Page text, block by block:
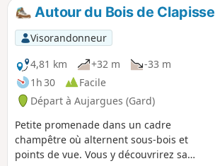
Autour du Bois de Clapisse
Visorandonneur
4,81 km
+32 m
-33 m
1h 30
Facile
Départ à Aujargues (Gard)
Petite promenade dans un cadre
champêtre où alternent sous-bois et
points de vue. Vous y découvrirez sa